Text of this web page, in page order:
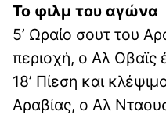
Το φιλμ του αγώνα
5’ Ωραίο σουτ του
περιοχή, ο Αλ Oβαϊς
18’ Πίεση και
Αραβίας, ο Αλ